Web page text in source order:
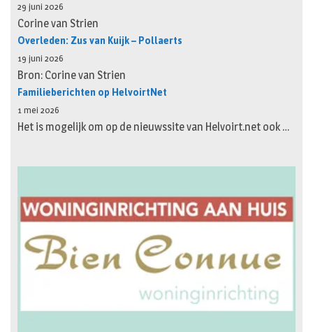
29 juni 2026
Corine van Strien
Overleden: Zus van Kuijk – Pollaerts
19 juni 2026
Bron: Corine van Strien
Familieberichten op HelvoirtNet
1 mei 2026
Het is mogelijk om op de nieuwssite van Helvoirt.net ook …